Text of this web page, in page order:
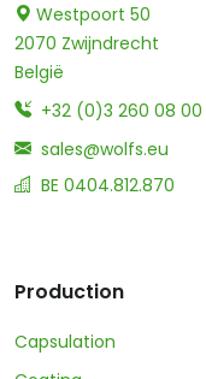
Westpoort 50
2070 Zwijndrecht
België
+32 (0)3 260 08 00
sales@wolfs.eu
BE 0404.812.870
Production
Capsulation